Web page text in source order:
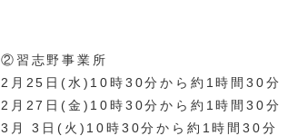
②習志野事業所
2月25日(水)10時30分から約1時間30分
2月27日(金)10時30分から約1時間30分
3月 3日(火)10時30分から約1時間30分